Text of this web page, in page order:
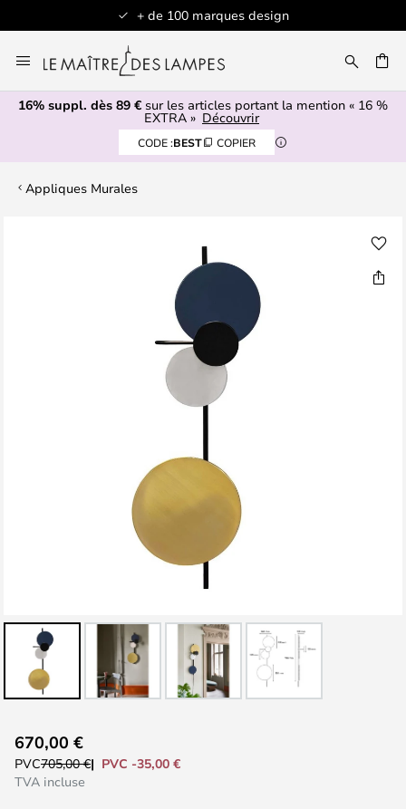
+ de 100 marques design
au
contenu
16% suppl. dès 89 € sur les articles portant la mention « 16 %
EXTRA » Découvrir
CODE :BEST COPIER
Appliques Murales
to
the
670,00 €
PVC705,00 €
PVC -35,00 €
TVA incluse